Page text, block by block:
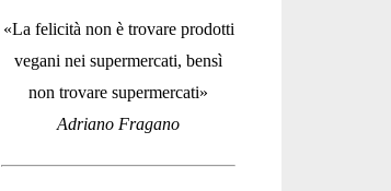
«La felicità non è trovare prodotti
vegani nei supermercati, bensì
non trovare supermercati»
Adriano Fragano